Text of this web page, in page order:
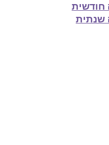
חודשית
שנתית